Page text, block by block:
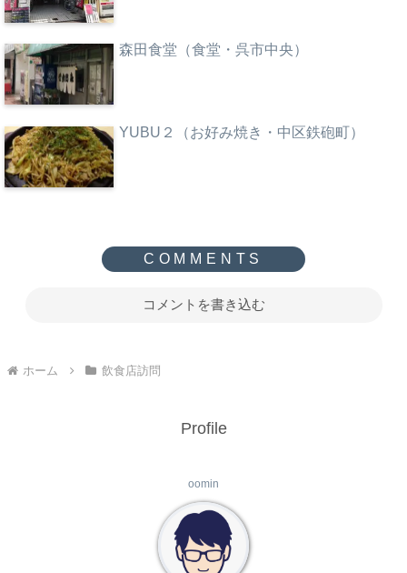
森田食堂（食堂・呉市中央）
YUBU２（お好み焼き・中区鉄砲町）
コメントを書き込む
ホーム 飲食店訪問
Profile
oomin